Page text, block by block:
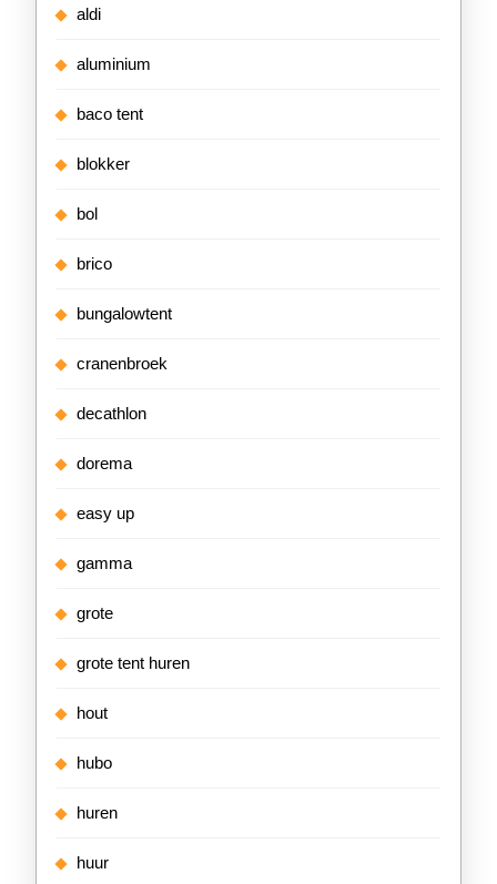
aldi
aluminium
baco tent
blokker
bol
brico
bungalowtent
cranenbroek
decathlon
dorema
easy up
gamma
grote
grote tent huren
hout
hubo
huren
huur